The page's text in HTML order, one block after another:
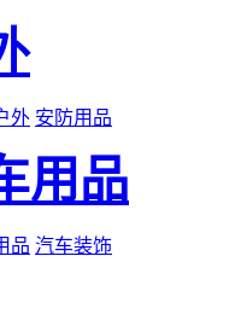
外 安防用品
用品
品 汽车装饰